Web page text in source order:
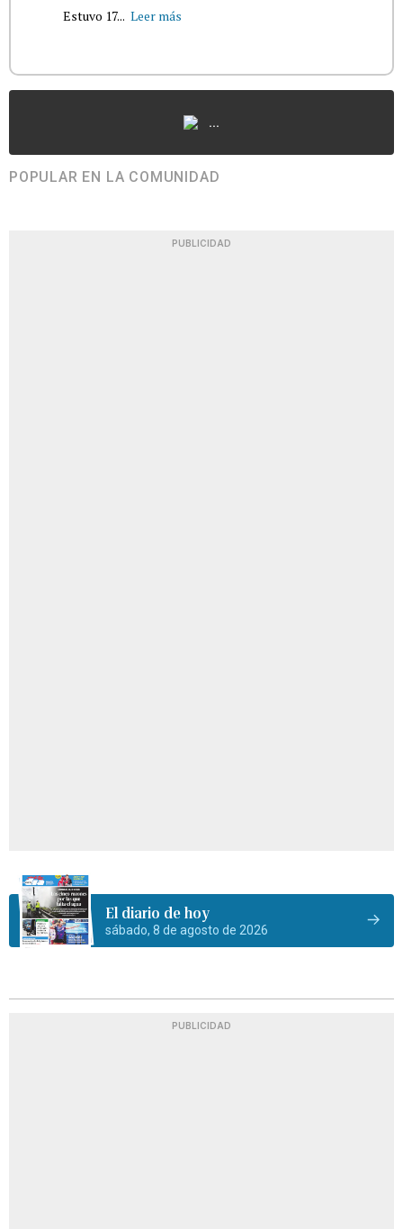
Estuvo 17... Leer más
...
POPULAR EN LA COMUNIDAD
PUBLICIDAD
El diario de hoy
sábado, 8 de agosto de 2026
PUBLICIDAD